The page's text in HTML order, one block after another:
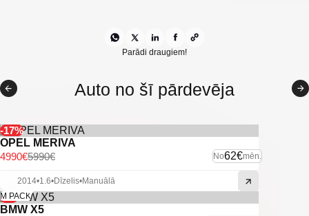
-Lietie diski ar labām riepām.
-8 Sedvietas.
Parādi draugiem!
Auto no šī pārdevēja
-17%
OPEL MERIVA
No62€mēn.
5990€
4990€
2014•1.6•Dīzelis•Manuālā
-9%
M PACK
BMW X5